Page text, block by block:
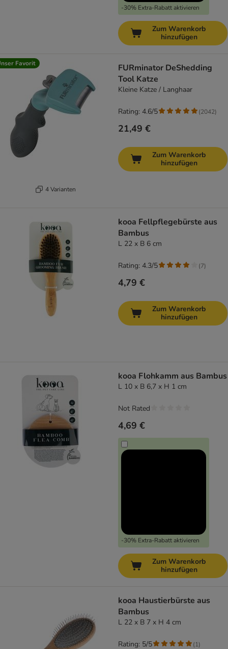
-30% Extra-Rabatt aktivieren
Zum Warenkorb
hinzufügen
Favorit
4 Varianten
FURminator DeShedding
Tool Katze
Kleine Katze / Langhaar
21,49 €
Rating: 4.6/5 (2042)
Zum Warenkorb
hinzufügen
kooa Fellpflegebürste aus
Bambus
L 22 x B 6 cm
4,79 €
Rating: 4.3/5 (7)
Zum Warenkorb
hinzufügen
kooa Flohkamm aus Bambus
L 10 x B 6,7 x H 1 cm
4,69 €
-30% Extra-Rabatt aktivieren
Not Rated
Zum Warenkorb
hinzufügen
kooa Haustierbürste aus
Bambus
L 22 x B 7 x H 4 cm
Rating: 5/5 (1)